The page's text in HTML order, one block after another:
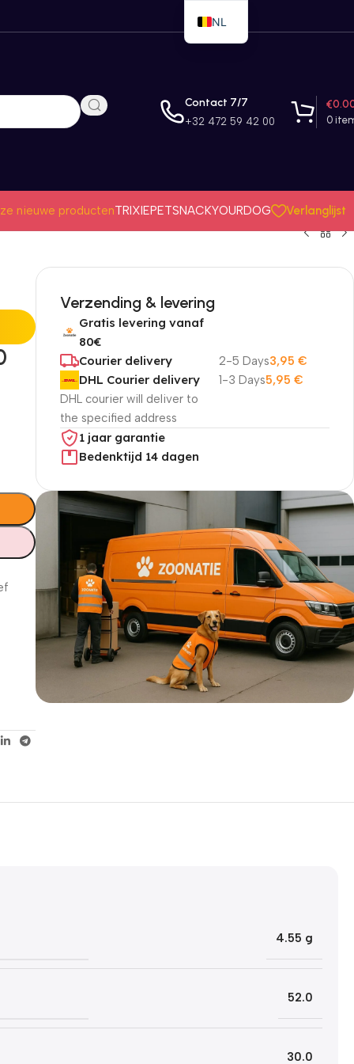
Contact 7/7
+32 472 59 42 00 0
€
nieuwe productenTRIXIEPETSNACKYOURDOG Verlanglijst
Verzending & levering
Gratis levering vanaf
80€
Courier delivery
2-5 Days3,95€
DHL Courier delivery
DHL courier will deliver to
the specified address
1-3 Days5,95€
1 jaar garantie
Bedenktijd 14 dagen
4.55 g
52.0
30.0
NL
EN